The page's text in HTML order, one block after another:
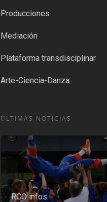
Producciones
Mediación
Plataforma transdisciplinar
Arte-Ciencia-Danza
ÚLTIMAS NOTICIAS
RCO infos